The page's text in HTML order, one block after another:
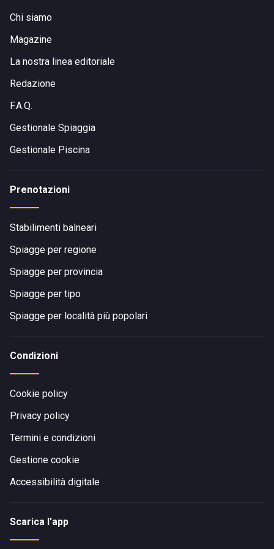
o in treno da tutte le principali stazioni d'Italia.
Chi siamo
Magazine
La nostra linea editoriale
Redazione
F.A.Q.
Gestionale Spiaggia
Gestionale Piscina
Prenotazioni
Stabilimenti balneari
Spiagge per regione
Spiagge per provincia
Spiagge per tipo
Spiagge per località più popolari
Condizioni
Cookie policy
Privacy policy
Termini e condizioni
Gestione cookie
Accessibilità digitale
Scarica l'app